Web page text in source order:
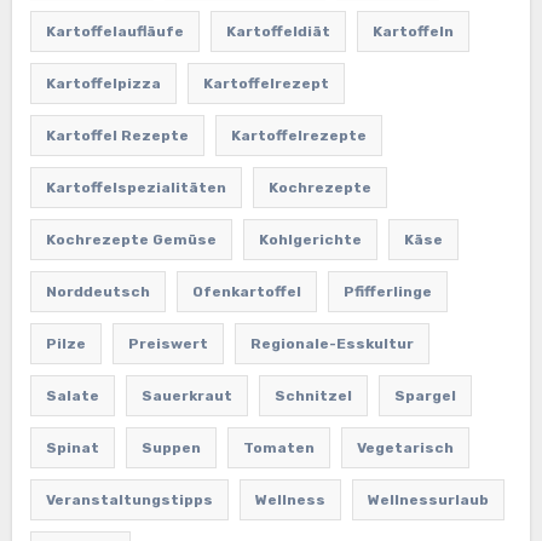
Kartoffelaufläufe Kartoffeldiät Kartoffeln
Kartoffelpizza Kartoffelrezept
Kartoffel Rezepte Kartoffelrezepte
Kartoffelspezialitäten Kochrezepte
Kochrezepte Gemüse Kohlgerichte Käse
Norddeutsch Ofenkartoffel Pfifferlinge
Pilze Preiswert Regionale-Esskultur
Salate Sauerkraut Schnitzel Spargel
Spinat Suppen Tomaten Vegetarisch
Veranstaltungstipps Wellness Wellnessurlaub